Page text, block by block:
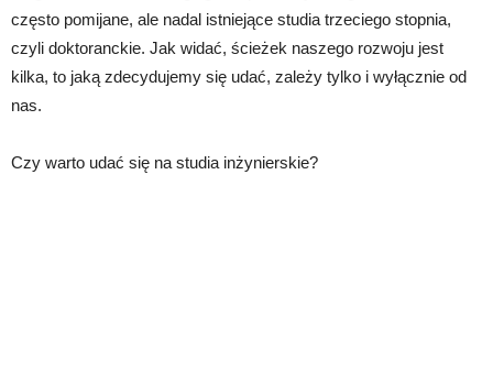
często pomijane, ale nadal istniejące studia trzeciego stopnia,
czyli doktoranckie. Jak widać, ścieżek naszego rozwoju jest
kilka, to jaką zdecydujemy się udać, zależy tylko i wyłącznie od
nas.
Czy warto udać się na studia inżynierskie?